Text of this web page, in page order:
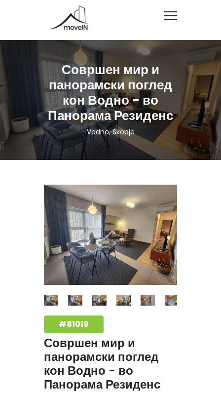
Совршен мир и
панорамски поглед
кон Водно - во
Панорама Резиденс
Vodno, Skopje
#81019
Совршен мир и
панорамски поглед
кон Водно - во
Панорама Резиденс